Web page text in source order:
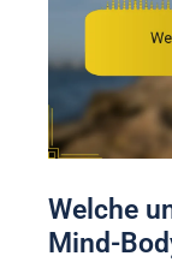
Welche
Mind-